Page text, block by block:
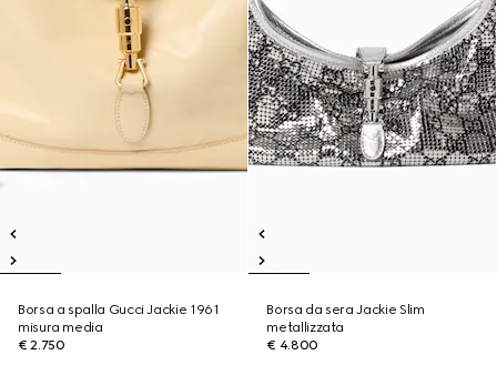
Borsa a spalla Gucci Jackie 1961
misura media
€ 2.750
Borsa da sera Jackie Slim
metallizzata
€ 4.800